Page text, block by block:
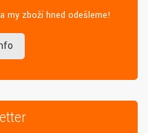
my zboží hned odešleme!